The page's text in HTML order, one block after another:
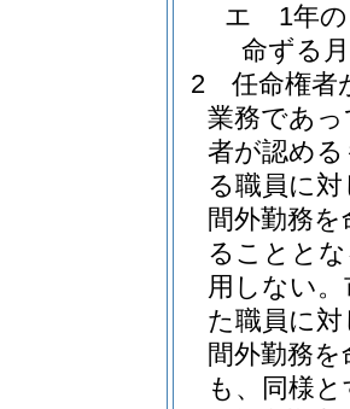
エ
1年
命ずる
2
任命権者
業務であ
者が認め
る職員に対
間外勤務
ることと
用しない。
た職員に対
間外勤務
も、同様